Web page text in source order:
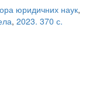
юридичних наук,
, 2023. 370 с.